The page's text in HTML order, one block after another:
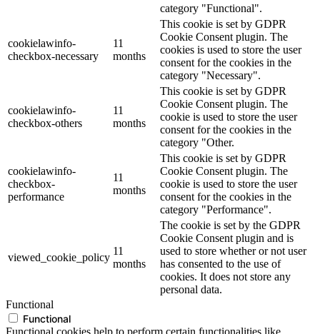
category "Functional".
cookielawinfo-
checkbox-necessary
11
months
This cookie is set by GDPR
Cookie Consent plugin. The
cookies is used to store the user
consent for the cookies in the
category "Necessary".
cookielawinfo-
checkbox-others
11
months
This cookie is set by GDPR
Cookie Consent plugin. The
cookie is used to store the user
consent for the cookies in the
category "Other.
cookielawinfo-
checkbox-
performance
11
months
This cookie is set by GDPR
Cookie Consent plugin. The
cookie is used to store the user
consent for the cookies in the
category "Performance".
viewed_cookie_policy
11
months
The cookie is set by the GDPR
Cookie Consent plugin and is
used to store whether or not user
has consented to the use of
cookies. It does not store any
personal data.
Functional
Functional